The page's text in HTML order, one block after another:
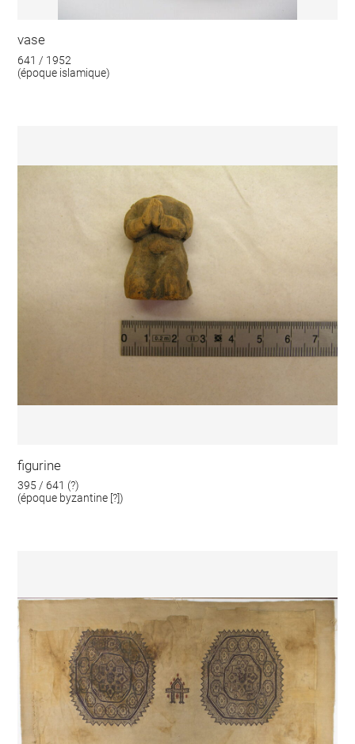
vase
641 / 1952
(époque islamique)
figurine
395 / 641 (?)
(époque byzantine [?])